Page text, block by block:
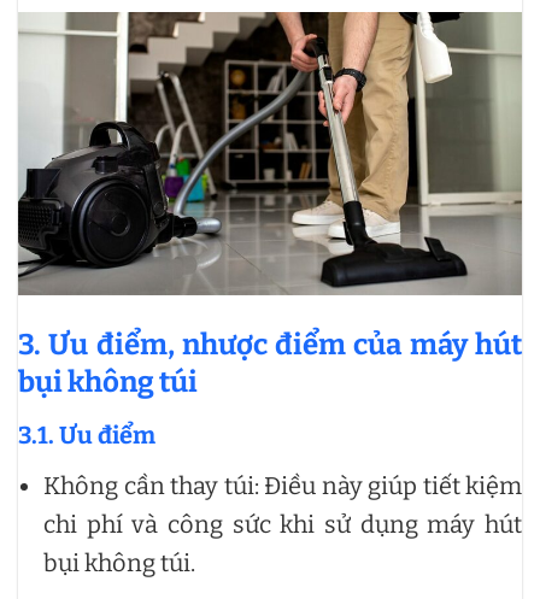
3. Ưu điểm, nhược điểm của máy hút
bụi không túi
3.1. Ưu điểm
Không cần thay túi: Điều này giúp tiết kiệm
chi phí và công sức khi sử dụng máy hút
bụi không túi.